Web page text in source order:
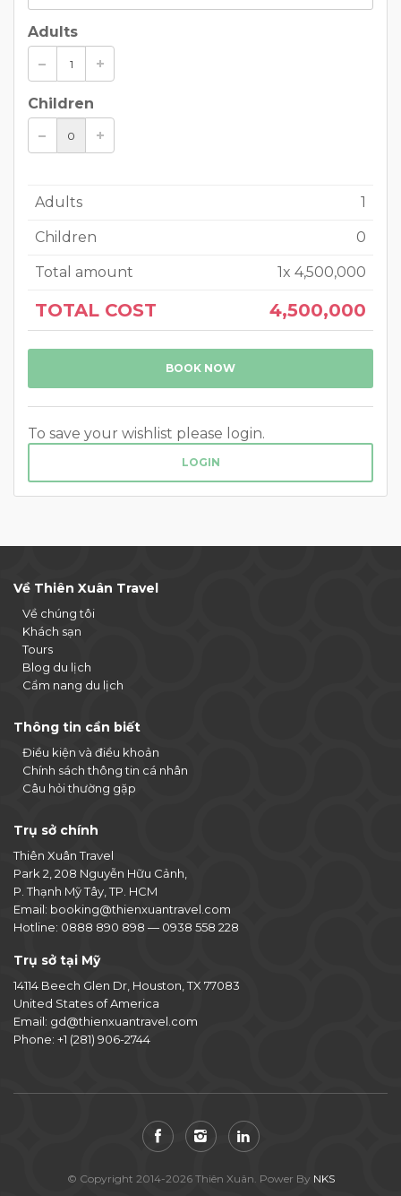
Adults
Children
Adults 1
Children 0
Total amount 1x 4,500,000
TOTAL COST 4,500,000
BOOK NOW
To save your wishlist please login.
LOGIN
Về Thiên Xuân Travel
Về chúng tôi
Khách sạn
Tours
Blog du lịch
Cẩm nang du lịch
Thông tin cần biết
Điều kiện và điều khoản
Chính sách thông tin cá nhân
Câu hỏi thường gặp
Trụ sở chính
Thiên Xuân Travel
Park 2, 208 Nguyễn Hữu Cảnh,
P. Thạnh Mỹ Tây, TP. HCM
Email: booking@thienxuantravel.com
Hotline: 0888 890 898 — 0938 558 228
Trụ sở tại Mỹ
14114 Beech Glen Dr, Houston, TX 77083
United States of America
Email: gd@thienxuantravel.com
Phone: +1 (281) 906-2744
© Copyright 2014-2026 Thiên Xuân. Power By NKS